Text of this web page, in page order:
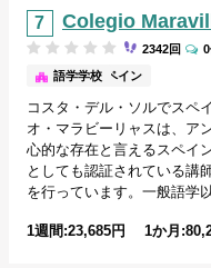
Colegio
マラガ/スペイン
語学学校
2342回
コスタ・デル・ソルでスペ
オ・マラビーリャスは、ア
心的な存在と言えるスペイ
としても認証されている講
を行っています。一般語学
1週間:23,685円 1か月